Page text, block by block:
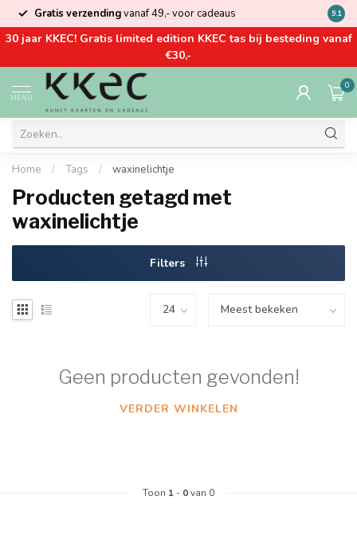
Gratis verzendingvanaf 49,- voor cadeaus Kom
9.1
30 jaar KKEC! Gratis limited edition KKEC tas bij besteding vanaf
€30,-
MENU
0
Home / Tags / waxinelichtje
Producten getagd met
waxinelichtje
Filters
Geen producten gevonden!
VERDER WINKELEN
Toon 1 - 0van 0